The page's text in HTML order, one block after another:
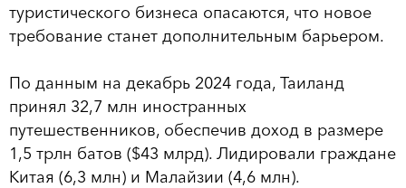
туристического бизнеса опасаются, что новое
требование станет дополнительным барьером.
По данным на декабрь 2024 года, Таиланд
принял 32,7 млн иностранных
путешественников, обеспечив доход в размере
1,5 трлн батов ($43 млрд). Лидировали граждане
Китая (6,3 млн) и Малайзии (4,6 млн).